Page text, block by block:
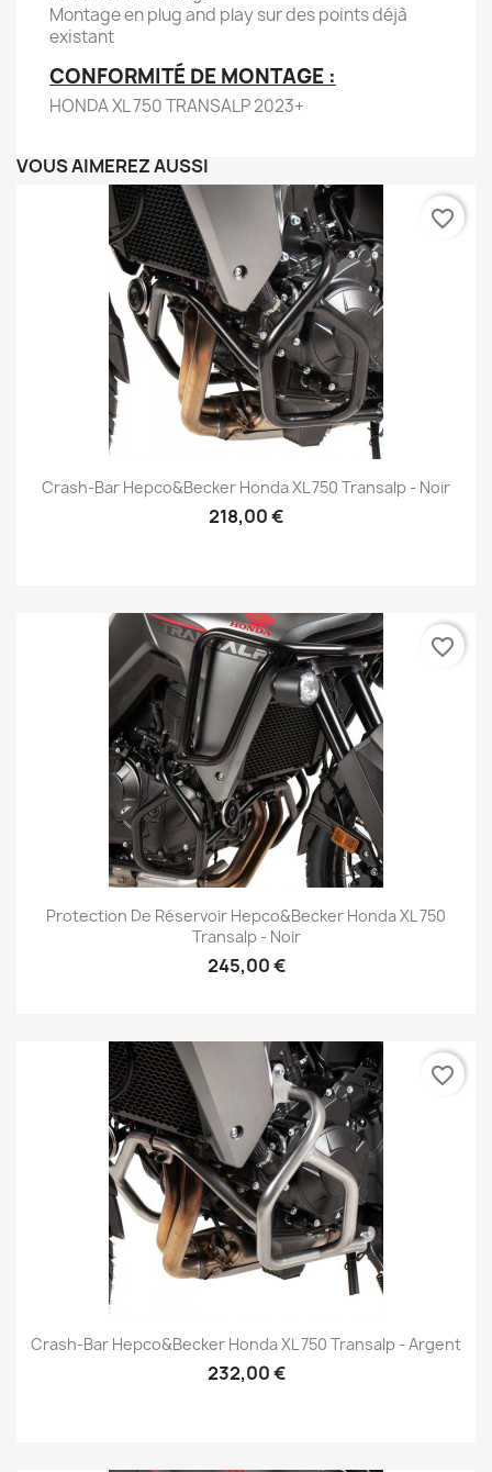
Montage en plug and play sur des points déjà
existant
CONFORMITÉ DE MONTAGE :
HONDA XL 750 TRANSALP 2023+
VOUS AIMEREZ AUSSI
Crash-Bar Hepco&Becker Honda XL 750 Transalp - Noir
218,00 €
favorite_border
Protection De Réservoir Hepco&Becker Honda XL 750
Transalp - Noir
245,00 €
favorite_border
Crash-Bar Hepco&Becker Honda XL 750 Transalp - Argent
232,00 €
favorite_border